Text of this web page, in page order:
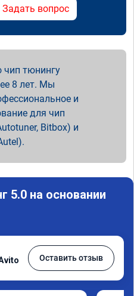
Задать вопрос
чип тюнингу
8 лет. Мы
и
для чип
Bitbox) и
5.0 на основании
Оставить отзыв